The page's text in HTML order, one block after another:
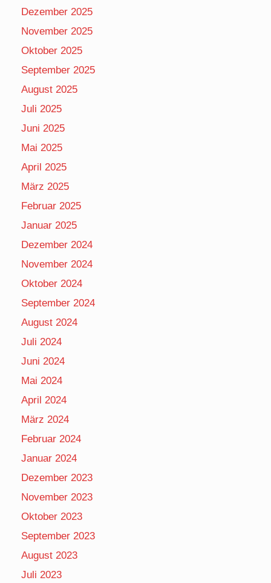
Dezember 2025
November 2025
Oktober 2025
September 2025
August 2025
Juli 2025
Juni 2025
Mai 2025
April 2025
März 2025
Februar 2025
Januar 2025
Dezember 2024
November 2024
Oktober 2024
September 2024
August 2024
Juli 2024
Juni 2024
Mai 2024
April 2024
März 2024
Februar 2024
Januar 2024
Dezember 2023
November 2023
Oktober 2023
September 2023
August 2023
Juli 2023